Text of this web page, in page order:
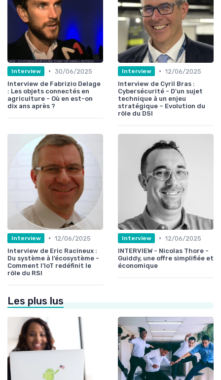
Interview • 30/06/2025
Interview de Fabrizio Delage
: Les objets connectés en
agriculture - Où en est-on
dix ans après ?
Interview • 12/06/2025
Interview de Cyril Bras :
Cybersécurité - D'un sujet
technique à un enjeu
stratégique – Evolution du
rôle du DSI
Interview • 12/06/2025
Interview de Eric Racineux :
Du système à l’écosystème -
Comment l’IoT redéfinit le
rôle du RSI
Interview • 12/06/2025
INTERVIEW - Nicolas Thore -
Guiddy, une offre simplifiée et
économique
Les plus lus